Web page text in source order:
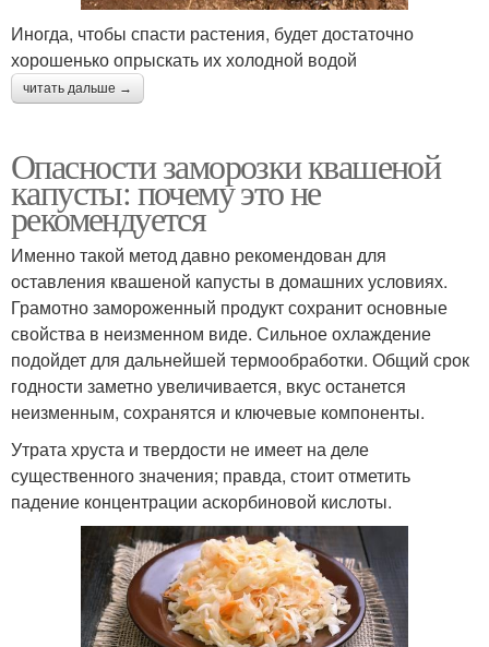
Иногда, чтобы спасти растения, будет достаточно
хорошенько опрыскать их холодной водой
читать дальше →
Опасности заморозки квашеной
капусты: почему это не
рекомендуется
Именно такой метод давно рекомендован для
оставления квашеной капусты в домашних условиях.
Грамотно замороженный продукт сохранит основные
свойства в неизменном виде. Сильное охлаждение
подойдет для дальнейшей термообработки. Общий срок
годности заметно увеличивается, вкус останется
неизменным, сохранятся и ключевые компоненты.
Утрата хруста и твердости не имеет на деле
существенного значения; правда, стоит отметить
падение концентрации аскорбиновой кислоты.